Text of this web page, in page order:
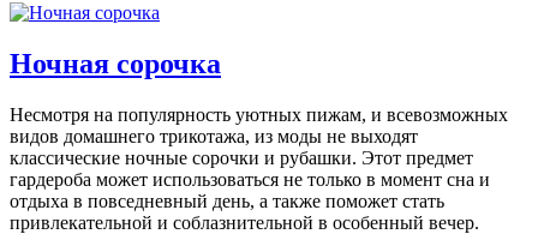
Ночная сорочка
Несмотря на популярность уютных пижам, и всевозможных
видов домашнего трикотажа, из моды не выходят
классические ночные сорочки и рубашки. Этот предмет
гардероба может использоваться не только в момент сна и
отдыха в повседневный день, а также поможет стать
привлекательной и соблазнительной в особенный вечер.